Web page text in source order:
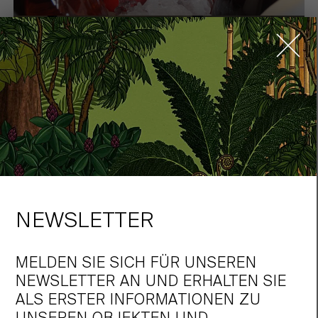
EMOTIONEN UND
HOCHWERTIGE
SCHMUCKSTÜCKE
NEWSLETTER
MELDEN SIE SICH FÜR UNSEREN
NEWSLETTER AN UND ERHALTEN SIE
ALS ERSTER INFORMATIONEN ZU